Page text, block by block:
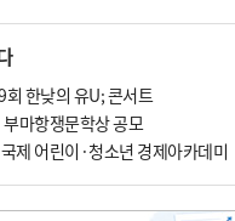
회 한낮의 유U; 콘서트
부마항쟁문학상 공모
제 어린이·청소년 경제아카데미